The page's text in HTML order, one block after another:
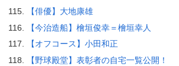
【俳優】大地康雄
【今治造船】檜垣俊幸＝檜垣幸人
【オフコース】小田和正
【野球殿堂】表彰者の自宅一覧公開！